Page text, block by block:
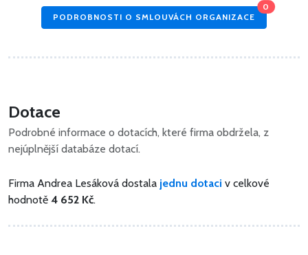
PODROBNOSTI O SMLOUVÁCH ORGANIZACE
0
Dotace
Podrobné informace o dotacích, které firma obdržela, z
nejúplnější databáze dotací.
Firma Andrea Lesáková dostala jednu dotaci v celkové
hodnotě 4 652 Kč.